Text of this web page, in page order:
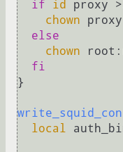
if
id proxy
chown
else
chown
fi
}
local